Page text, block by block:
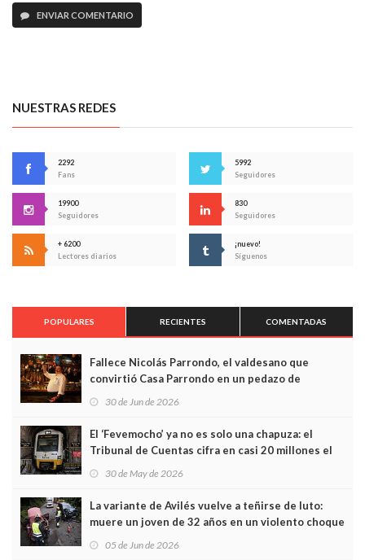
ENVIAR COMENTARIO
NUESTRAS REDES
2292
Fans
5992
Seguidores
19900
Seguidores
830
Seguidores
+ 6200
Lectores diarios
¡nuevo!
Síguenos
POPULARES RECIENTES COMENTADAS
Fallece Nicolás Parrondo, el valdesano que
convirtió Casa Parrondo en un pedazo de
Asturias en Madrid
30 de Jun de 2026
El ‘Fevemocho’ ya no es solo una chapuza: el
Tribunal de Cuentas cifra en casi 20 millones el
sobrecoste de los trenes que no cabían por los
30 de May de 2026
La variante de Avilés vuelve a teñirse de luto:
muere un joven de 32 años en un violento choque
frontal
05 de Jun de 2026